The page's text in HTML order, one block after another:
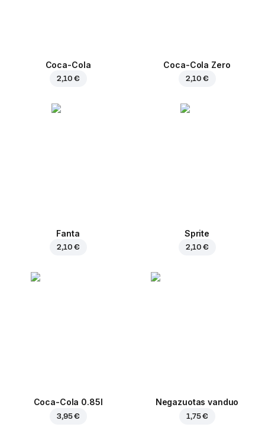
Coca-Cola
2,10 €
Coca-Cola Zero
2,10 €
Fanta
2,10 €
Sprite
2,10 €
Coca-Cola 0.85l
3,95 €
Negazuotas vanduo
1,75 €